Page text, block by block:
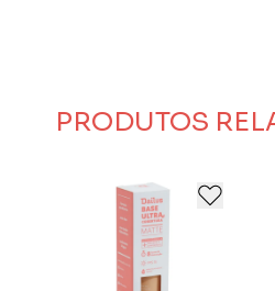
embalagens, modelos,
PRODUTOS